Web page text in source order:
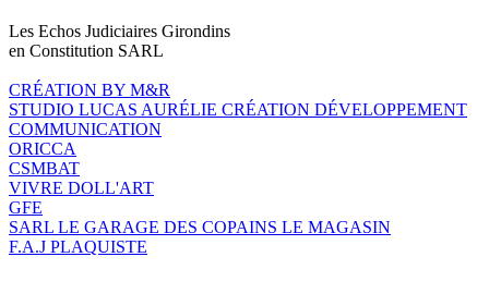
Les Echos Judiciaires Girondins
en Constitution SARL
CRÉATION BY M&R
STUDIO LUCAS AURÉLIE CRÉATION DÉVELOPPEMENT
COMMUNICATION
ORICCA
CSMBAT
VIVRE DOLL'ART
GFE
SARL LE GARAGE DES COPAINS LE MAGASIN
F.A.J PLAQUISTE